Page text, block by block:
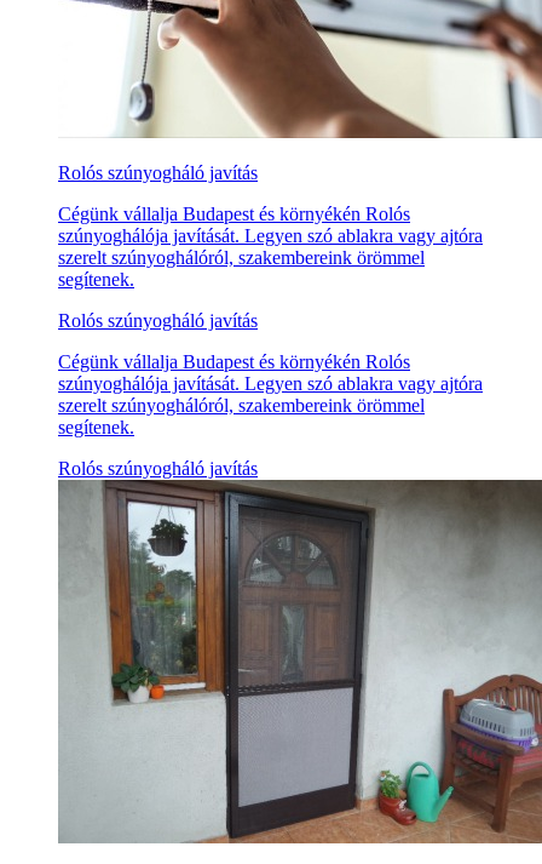
Rolós szúnyogháló javítás
Cégünk vállalja Budapest és környékén Rolós
szúnyoghálója javítását. Legyen szó ablakra vagy ajtóra
szerelt szúnyoghálóról, szakembereink örömmel
segítenek.
Rolós szúnyogháló javítás
Cégünk vállalja Budapest és környékén Rolós
szúnyoghálója javítását. Legyen szó ablakra vagy ajtóra
szerelt szúnyoghálóról, szakembereink örömmel
segítenek.
Rolós szúnyogháló javítás